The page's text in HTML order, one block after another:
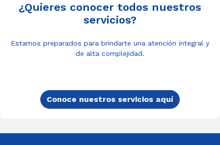
¿Quieres conocer todos nuestros
servicios?
Estamos preparados para brindarte una atención integral y
de alta complejidad.
Conoce nuestros servicios aquí